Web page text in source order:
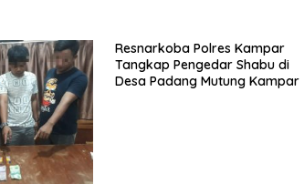
Resnarkoba Polres Kampar
Tangkap Pengedar Shabu di
Desa Padang Mutung Kampar